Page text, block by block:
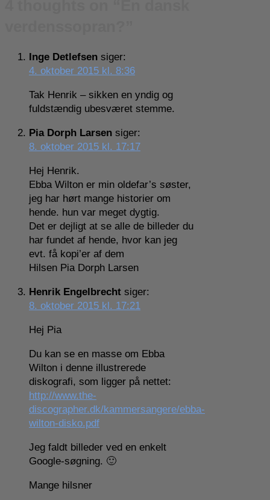
Inge Detlefsen siger:
4. oktober 2015 kl. 8:36
Tak Henrik – sikken en yndig og
fuldstændig ubesværet stemme.
Pia Dorph Larsen siger:
8. oktober 2015 kl. 17:17
Hej Henrik.
Ebba Wilton er min oldefar’s søster,
jeg har hørt mange historier om
hende. hun var meget dygtig.
Det er dejligt at se alle de billeder du
har fundet af hende, hvor kan jeg
evt. få kopi’er af dem
Hilsen Pia Dorph Larsen
Henrik Engelbrecht siger:
8. oktober 2015 kl. 17:21
Hej Pia
Du kan se en masse om Ebba
Wilton i denne illustrerede
diskografi, som ligger på nettet:
http://www.the-
discographer.dk/kammersangere/ebba-
wilton-disko.pdf
Jeg faldt billeder ved en enkelt
Google-søgning. 🙂
Mange hilsner